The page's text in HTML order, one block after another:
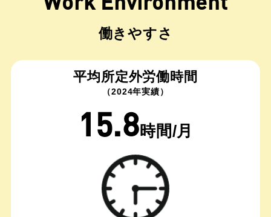
働きやすさ
平均所定外労働時間
（2024年実績）
15.8時間/月